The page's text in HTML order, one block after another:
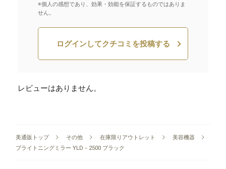
※個人の感想であり、効果・効能を保証するものではありま
せん。
ログインしてクチコミを投稿する
レビューはありません。
美通販トップ その他 在庫限りアウトレット
美容機器
ブライトニングミラー YLD－2500 ブラック